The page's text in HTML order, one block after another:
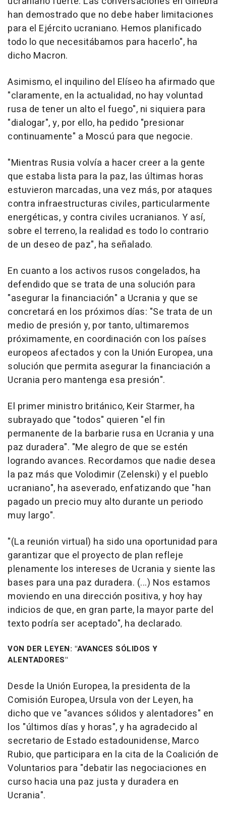
han demostrado que no debe haber limitaciones
para el Ejército ucraniano. Hemos planificado
todo lo que necesitábamos para hacerlo", ha
dicho Macron.
Asimismo, el inquilino del Elíseo ha afirmado que
"claramente, en la actualidad, no hay voluntad
rusa de tener un alto el fuego", ni siquiera para
"dialogar", y, por ello, ha pedido "presionar
continuamente" a Moscú para que negocie.
"Mientras Rusia volvía a hacer creer a la gente
que estaba lista para la paz, las últimas horas
estuvieron marcadas, una vez más, por ataques
contra infraestructuras civiles, particularmente
energéticas, y contra civiles ucranianos. Y así,
sobre el terreno, la realidad es todo lo contrario
de un deseo de paz", ha señalado.
En cuanto a los activos rusos congelados, ha
defendido que se trata de una solución para
"asegurar la financiación" a Ucrania y que se
concretará en los próximos días: "Se trata de un
medio de presión y, por tanto, ultimaremos
próximamente, en coordinación con los países
europeos afectados y con la Unión Europea, una
solución que permita asegurar la financiación a
Ucrania pero mantenga esa presión".
El primer ministro británico, Keir Starmer, ha
subrayado que "todos" quieren "el fin
permanente de la barbarie rusa en Ucrania y una
paz duradera". "Me alegro de que se estén
logrando avances. Recordamos que nadie desea
la paz más que Volodimir (Zelenski) y el pueblo
ucraniano", ha aseverado, enfatizando que "han
pagado un precio muy alto durante un periodo
muy largo".
"(La reunión virtual) ha sido una oportunidad para
garantizar que el proyecto de plan refleje
plenamente los intereses de Ucrania y siente las
bases para una paz duradera. (...) Nos estamos
moviendo en una dirección positiva, y hoy hay
indicios de que, en gran parte, la mayor parte del
texto podría ser aceptado", ha declarado.
VON DER LEYEN: "AVANCES SÓLIDOS Y
ALENTADORES"
Desde la Unión Europea, la presidenta de la
Comisión Europea, Ursula von der Leyen, ha
dicho que ve "avances sólidos y alentadores" en
los "últimos días y horas", y ha agradecido al
secretario de Estado estadounidense, Marco
Rubio, que participara en la cita de la Coalición de
Voluntarios para "debatir las negociaciones en
curso hacia una paz justa y duradera en
Ucrania".